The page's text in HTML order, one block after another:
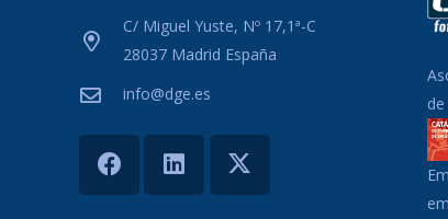
C/ Miguel Yuste, Nº 17,1ª-C
28037 Madrid España
info@dge.es